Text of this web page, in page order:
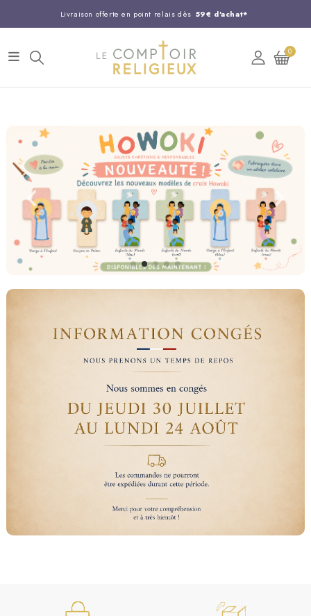
Livraison offerte en point relais dès 59€ d'achat*
Entreprise Française familiale
Support client disponible au 03 20 24 74 15
0